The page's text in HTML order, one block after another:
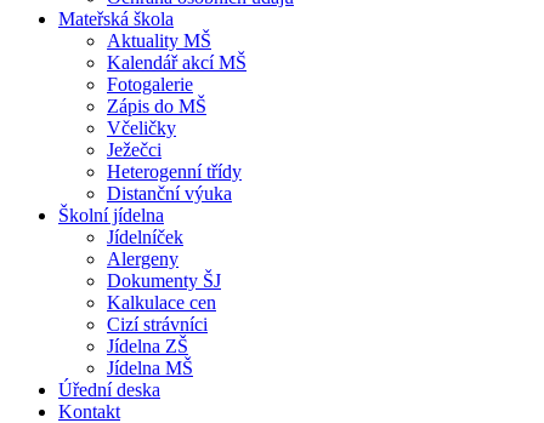
Mateřská škola
Aktuality MŠ
Kalendář akcí MŠ
Fotogalerie
Zápis do MŠ
Včeličky
Ježečci
Heterogenní třídy
Distanční výuka
Školní jídelna
Jídelníček
Alergeny
Dokumenty ŠJ
Kalkulace cen
Cizí strávníci
Jídelna ZŠ
Jídelna MŠ
Úřední deska
Kontakt